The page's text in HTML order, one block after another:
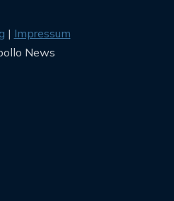
Impressum
News